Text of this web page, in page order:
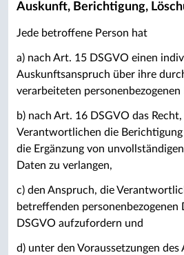
Auskunft, Berichtigung,
Jede betroffene Person hat
a) nach Art. 15 DSGVO einen
Auskunftsanspruch über ihre
verarbeiteten personenbezogenen
b) nach Art. 16 DSGVO das
Verantwortlichen die
die Ergänzung von
Daten zu verlangen,
c) den Anspruch, die
betreffenden personenbezogenen
DSGVO aufzufordern und
d) unter den Voraussetzungen